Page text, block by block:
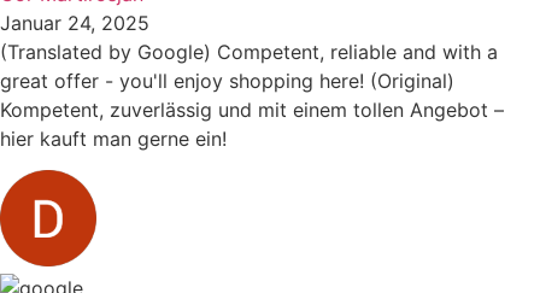
Januar 24, 2025
(Translated by Google) Competent, reliable and with a
great offer - you'll enjoy shopping here! (Original)
Kompetent, zuverlässig und mit einem tollen Angebot –
hier kauft man gerne ein!